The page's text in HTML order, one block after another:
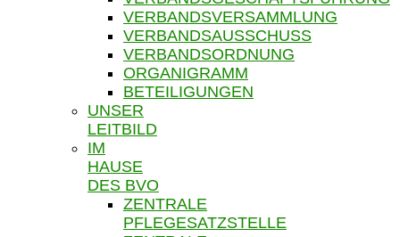
VERBANDSVERSAMMLUNG
VERBANDSAUSSCHUSS
VERBANDSORDNUNG
ORGANIGRAMM
BETEILIGUNGEN
UNSER
LEITBILD
IM
HAUSE
DES BVO
ZENTRALE
PFLEGESATZSTELLE